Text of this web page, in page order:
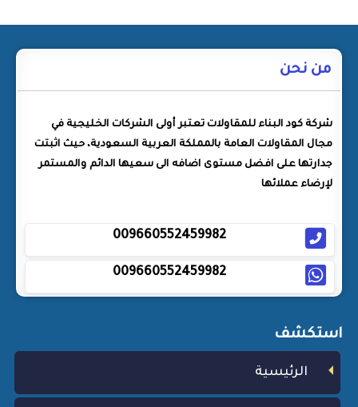
من نحن
شركة كود البناء للمقاولات تعتبر أولى الشركات الخليجية في
مجال المقاولات العامة بالمملكة العربية السعودية، حيث اثبتت
جدارتها على افضل مستوى اضافه الى سعيها الدائم والمستمر
لإرضاء عملائها
009660552459982
009660552459982
استكشف
الرئيسية